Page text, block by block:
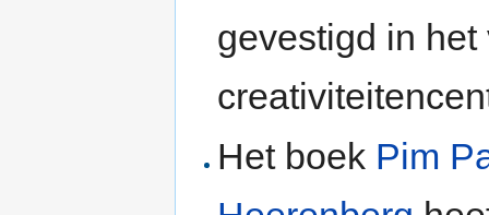
gevestigd in
Het boek Pim